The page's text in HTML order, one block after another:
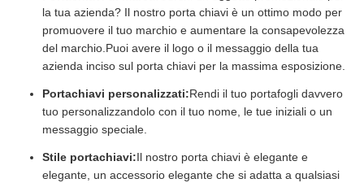
la tua azienda? Il nostro porta chiavi è un ottimo modo per
promuovere il tuo marchio e aumentare la consapevolezza
del marchio.Puoi avere il logo o il messaggio della tua
azienda inciso sul porta chiavi per la massima esposizione.
Portachiavi personalizzati:Rendi il tuo portafogli davvero
tuo personalizzandolo con il tuo nome, le tue iniziali o un
messaggio speciale.
Stile portachiavi:Il nostro porta chiavi è elegante e
elegante, un accessorio elegante che si adatta a qualsiasi